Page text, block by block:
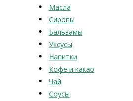
Масла
Сиропы
Бальзамы
Уксусы
Напитки
Кофе и какао
Чай
Соусы